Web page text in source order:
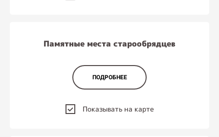
Памятные места старообрядцев
ПОДРОБНЕЕ
Показывать на карте